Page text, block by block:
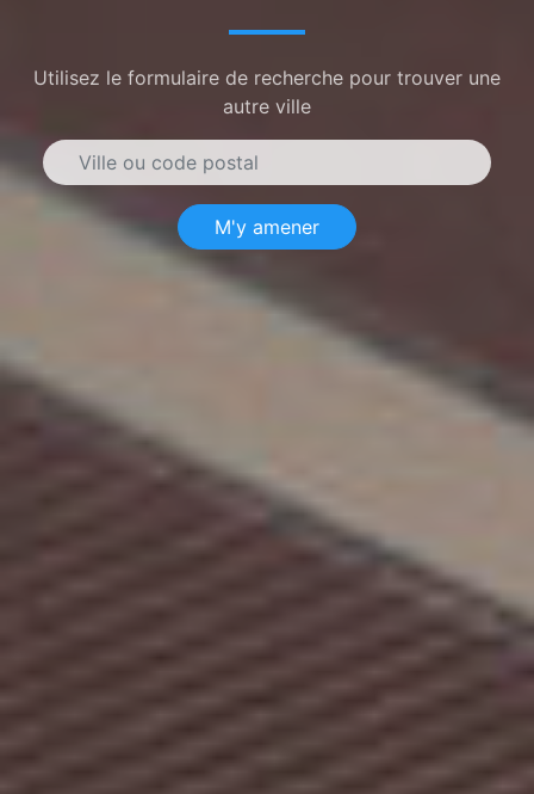
Utilisez le formulaire de recherche pour trouver une
autre ville
M'y amener